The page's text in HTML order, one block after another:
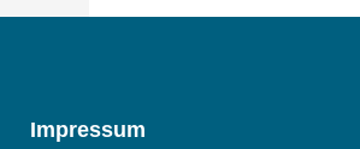
Impressum